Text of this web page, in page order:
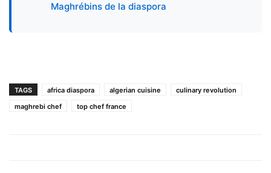
Maghrébins de la diaspora
TAGS africa diaspora algerian cuisine
culinary revolution
maghrebi chef
top chef france